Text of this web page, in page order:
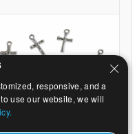
responsive, and a
use our website, we will